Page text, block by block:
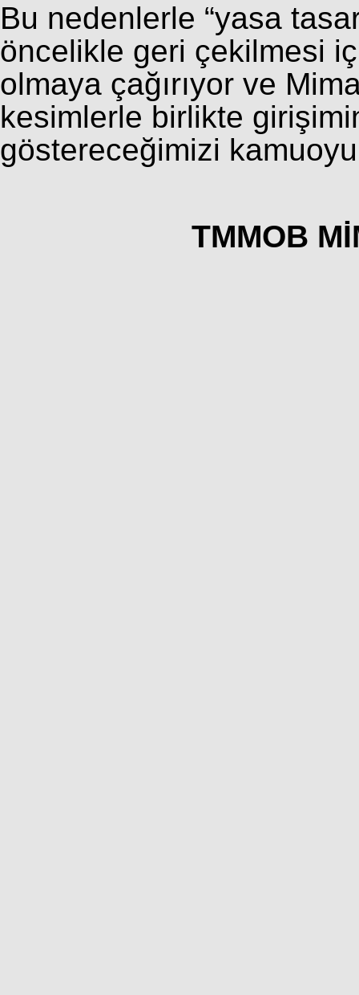
Bu nedenlerle “yasa
öncelikle geri çekilmesi
olmaya çağırıyor ve
kesimlerle birlikte
göstereceğimizi
TMMOB